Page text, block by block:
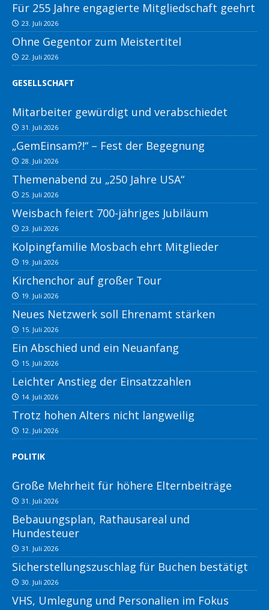
Für 255 Jahre engagierte Mitgliedschaft geehrt
23. Juli 2026
Ohne Gegentor zum Meistertitel
22. Juli 2026
GESELLSCHAFT
Mitarbeiter gewürdigt und verabschiedet
31. Juli 2026
„GemEinsam?!“ – Fest der Begegnung
28. Juli 2026
Themenabend zu „250 Jahre USA“
25. Juli 2026
Weisbach feiert 700-jähriges Jubiläum
23. Juli 2026
Kolpingfamilie Mosbach ehrt Mitglieder
19. Juli 2026
Kirchenchor auf großer Tour
19. Juli 2026
Neues Netzwerk soll Ehrenamt stärken
15. Juli 2026
Ein Abschied und ein Neuanfang
15. Juli 2026
Leichter Anstieg der Einsatzzahlen
14. Juli 2026
Trotz hohen Alters nicht langweilig
12. Juli 2026
POLITIK
Große Mehrheit für höhere Elternbeiträge
31. Juli 2026
Bebauungsplan, Rathausareal und
Hundesteuer
31. Juli 2026
Sicherstellungszuschlag für Buchen bestätigt
30. Juli 2026
VHS, Umlegung und Personalien im Fokus